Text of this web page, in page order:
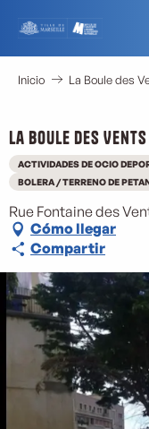
contenu
principal
Inicio La Boule des
La Boule des Vents
ACTIVIDADES DE OCIO
BOLERA / TERRENO DE
Rue Fontaine des
Cómo llegar
Compartir